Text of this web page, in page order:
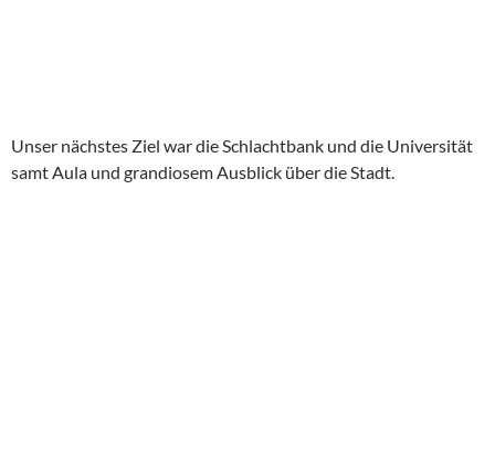
Unser nächstes Ziel war die Schlachtbank und die Universität
samt Aula und grandiosem Ausblick über die Stadt.